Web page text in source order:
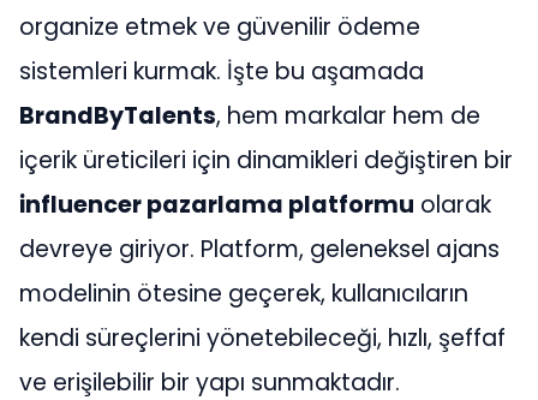
organize etmek ve güvenilir ödeme
sistemleri kurmak. İşte bu aşamada
BrandByTalents, hem markalar hem de
içerik üreticileri için dinamikleri değiştiren bir
influencer pazarlama platformu olarak
devreye giriyor. Platform, geleneksel ajans
modelinin ötesine geçerek, kullanıcıların
kendi süreçlerini yönetebileceği, hızlı, şeffaf
ve erişilebilir bir yapı sunmaktadır.